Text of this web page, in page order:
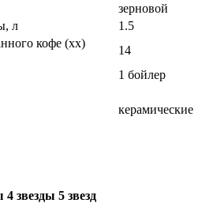
зерновой
л
1.5
кофе (хх)
14
1 бойлер
керамические
4 звезды 5 звезд